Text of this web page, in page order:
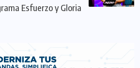
Esfuerzo y Gloria